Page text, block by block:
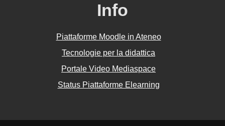
Info
Piattaforme Moodle in Ateneo
Tecnologie per la didattica
Portale Video Mediaspace
Status Piattaforme Elearning